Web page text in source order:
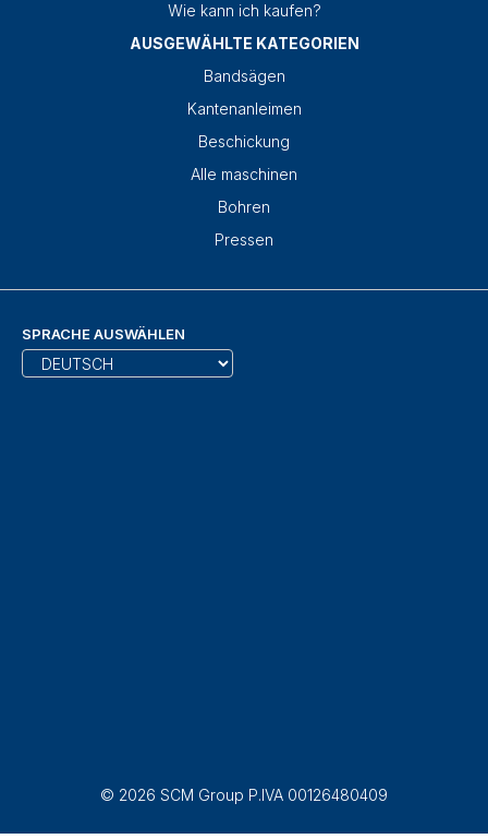
Wie kann ich kaufen?
AUSGEWÄHLTE KATEGORIEN
Bandsägen
Kantenanleimen
Beschickung
Alle maschinen
Bohren
Pressen
SPRACHE AUSWÄHLEN
© 2026 SCM Group P.IVA 00126480409